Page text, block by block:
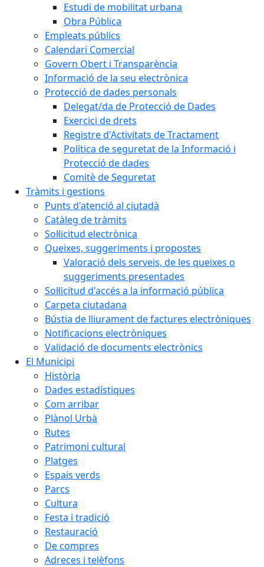
Estudi de mobilitat urbana
Obra Pública
Empleats públics
Calendari Comercial
Govern Obert i Transparència
Informació de la seu electrònica
Protecció de dades personals
Delegat/da de Protecció de Dades
Exercici de drets
Registre d'Activitats de Tractament
Política de seguretat de la Informació i
Protecció de dades
Comitè de Seguretat
Tràmits i gestions
Punts d'atenció al ciutadà
Catàleg de tràmits
Sol·licitud electrònica
Queixes, suggeriments i propostes
Valoració dels serveis, de les queixes o
suggeriments presentades
Sol·licitud d'accés a la informació pública
Carpeta ciutadana
Bústia de lliurament de factures electròniques
Notificacions electròniques
Validació de documents electrònics
El Municipi
Història
Dades estadístiques
Com arribar
Plànol Urbà
Rutes
Patrimoni cultural
Platges
Espais verds
Parcs
Cultura
Festa i tradició
Restauració
De compres
Adreces i telèfons